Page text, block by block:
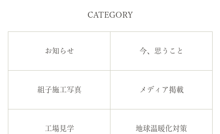
CATEGORY
お知らせ 今、思うこと
組子施工写真 メディア掲載
工場見学 地球温暖化対策